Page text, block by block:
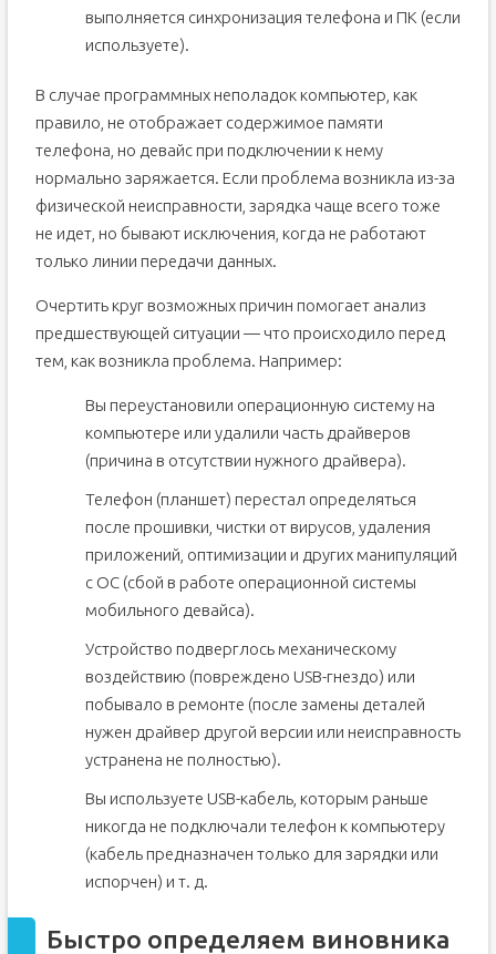
выполняется синхронизация телефона и ПК (если
используете).
В случае программных неполадок компьютер, как
правило, не отображает содержимое памяти
телефона, но девайс при подключении к нему
нормально заряжается. Если проблема возникла из-за
физической неисправности, зарядка чаще всего тоже
не идет, но бывают исключения, когда не работают
только линии передачи данных.
Очертить круг возможных причин помогает анализ
предшествующей ситуации — что происходило перед
тем, как возникла проблема. Например:
Вы переустановили операционную систему на
компьютере или удалили часть драйверов
(причина в отсутствии нужного драйвера).
Телефон (планшет) перестал определяться
после прошивки, чистки от вирусов, удаления
приложений, оптимизации и других манипуляций
с ОС (сбой в работе операционной системы
мобильного девайса).
Устройство подверглось механическому
воздействию (повреждено USB-гнездо) или
побывало в ремонте (после замены деталей
нужен драйвер другой версии или неисправность
устранена не полностью).
Вы используете USB-кабель, которым раньше
никогда не подключали телефон к компьютеру
(кабель предназначен только для зарядки или
испорчен) и т. д.
Быстро определяем виновника